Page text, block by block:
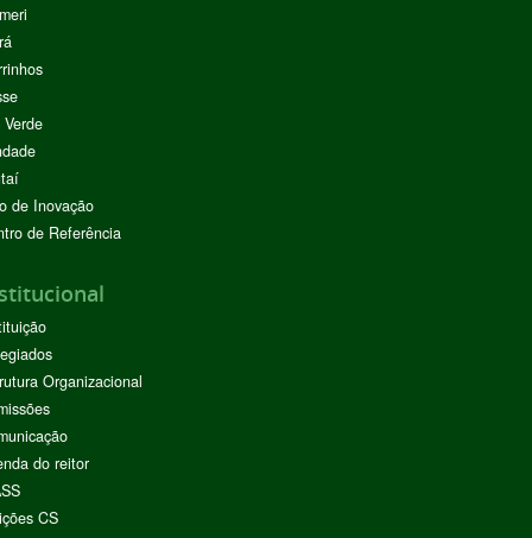
de Inovação
de Referência
Organizacional
do reitor
CS